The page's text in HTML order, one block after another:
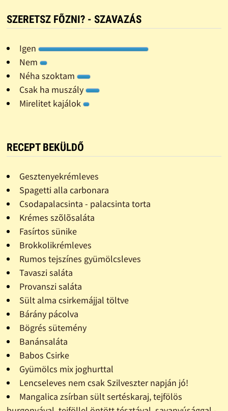
SZERETSZ FÕZNI? - SZAVAZÁS
Igen
Nem
Néha szoktam
Csak ha muszály
Mirelitet kajálok
RECEPT BEKÜLDŐ
Gesztenyekrémleves
Spagetti alla carbonara
Csodapalacsinta - palacsinta torta
Krémes szõlõsaláta
Fasírtos sünike
Brokkolikrémleves
Rumos tejszínes gyümölcsleves
Tavaszi saláta
Provanszi saláta
Sült alma csirkemájjal töltve
Bárány pácolva
Bögrés sütemény
Banánsaláta
Babos Csirke
Gyümölcs mix joghurttal
Lencseleves nem csak Szilveszter napján jó!
Mangalica zsírban sült sertéskaraj, tejfölös